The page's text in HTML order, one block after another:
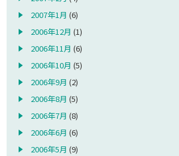
2007年1月 (6)
2006年12月 (1)
2006年11月 (6)
2006年10月 (5)
2006年9月 (2)
2006年8月 (5)
2006年7月 (8)
2006年6月 (6)
2006年5月 (9)